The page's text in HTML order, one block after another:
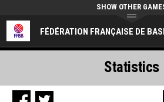
FÉDÉRATION FRANÇAISE DE
SHOW OTHER
Statistics